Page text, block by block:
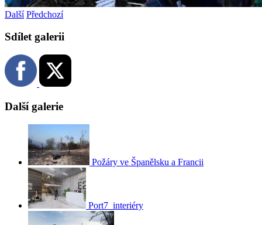
Další Předchozí
Sdílet galerii
Další galerie
Požáry ve Španělsku a Francii
Port7_interiéry